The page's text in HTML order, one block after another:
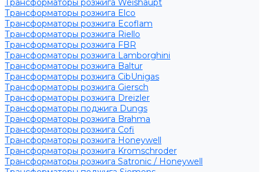
Трансформаторы розжига Weishaupt
Трансформаторы розжига Elco
Трансформаторы розжига Ecoflam
Трансформаторы розжига Riello
Трансформаторы розжига FBR
Трансформаторы розжига Lamborghini
Трансформаторы розжига Baltur
Трансформаторы розжига CibUnigas
Трансформаторы розжига Giersch
Трансформаторы розжига Dreizler
Трансформаторы поджига Dungs
Трансформаторы розжига Brahma
Трансформаторы розжига Cofi
Трансформаторы розжига Honeywell
Трансформаторы розжига Kromschroder
Трансформаторы розжига Satronic / Honeywell